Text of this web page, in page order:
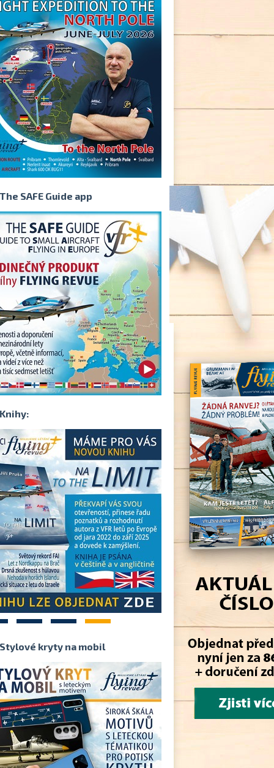
The SAFE Guide app
Knihy:
2 3 4
Stylové kryty na mobil